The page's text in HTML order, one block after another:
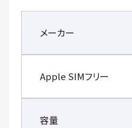
メーカー
Apple SIMフリー
容量